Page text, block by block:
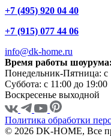
+7 (495) 920 04 40
+7 (915) 077 44 06
info@dk-home.ru
Время работы шоурума:
Понедельник-Пятница: c
Суббота: c 11:00 до 19:00
Воскресенье выходной
Политика обработки
© 2026 DK-HOME, Все